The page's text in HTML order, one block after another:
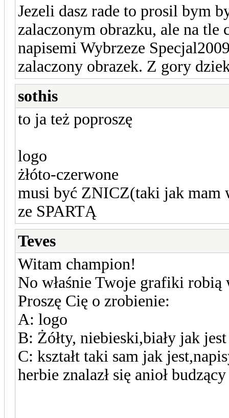
Jezeli dasz rade to prosil bym
zalaczonym obrazku, ale na
napisemi Wybrzeze
zalaczony obrazek. Z gory
sothis
to ja też poproszę
logo
żłóto-czerwone
musi być ZNICZ(taki jak mam
ze SPARTĄ
Teves
Witam champion!
No właśnie Twoje grafiki robią
Proszę Cię o zrobienie:
A: logo
B: Żółty, niebieski,biały jak
C: kształt taki sam jak
herbie znalazł się anioł